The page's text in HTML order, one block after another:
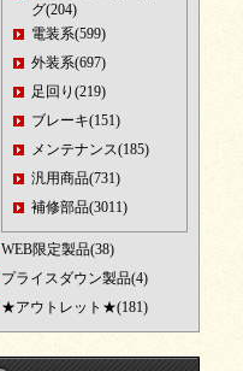
グ(204)
電装系(599)
外装系(697)
足回り(219)
ブレーキ(151)
メンテナンス(185)
汎用商品(731)
補修部品(3011)
WEB限定製品(38)
プライスダウン製品(4)
★アウトレット★(181)